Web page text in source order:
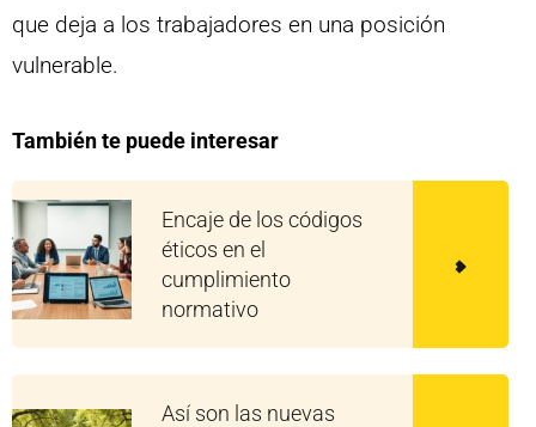
que deja a los trabajadores en una posición
vulnerable.
También te puede interesar
Encaje de los códigos
éticos en el
cumplimiento
normativo
Así son las nuevas